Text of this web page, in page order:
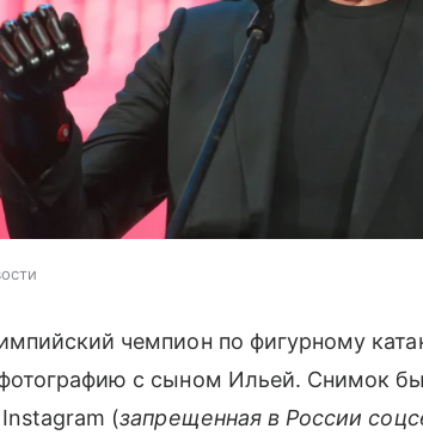
чемпион по фигурному
с сыном Ильей. Снимок
(запрещенная в России